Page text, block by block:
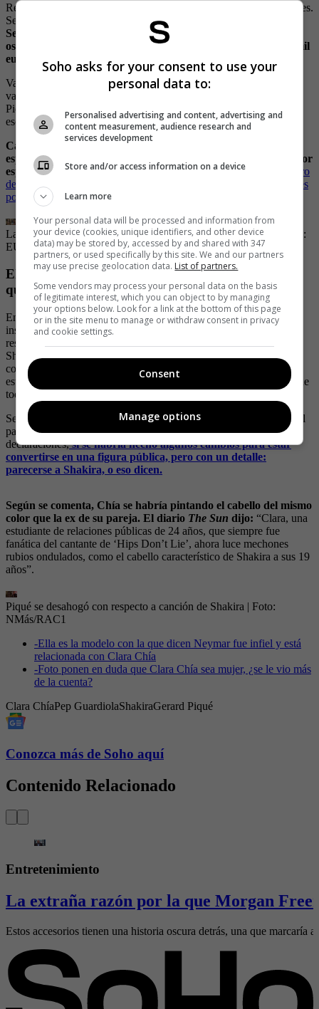
Recientemente, salió a la luz un nuevo dato que aviva estos rumores.
Se trataría de la camioneta en la que habrían paseado Pep y Clara.
Sería una Range Rover Sport blanca con vidrios blindados y
oscuros, la cual tendría un valor aproximado de más de 200 mil
euros.
Varios medios internacionales aseguran que la joven habría dado
varios paseos con el exentrenador, provocando la supuesta ira de
Piqué y este “no quisiera ver este vehículo ni rodar en las calles”,
escribió Nueva Mujer.
Cabe mencionar que en enero pasado varios programas
españoles informaron que Clara era muy cercana al entrenador
español del City debido a que estudió con uno de sus hijos.
Pero
de aquí a que tuvieran un romance hay simplemente especulaciones
por todo lo que se dice de la joven de 23 años de edad.
La joven fue captada por diversos medios en sitios públicos.
| Foto:
EUROPA PRESS
El cambió delookde Clara Chía por el que dicen
que es idéntica a Shakira
En medio de tanta polémica surge un nuevo rumor respecto a las
inseguridades de la joven Clara, quien fue señalada de ser la
responsable de la cereza que le puso al pastel de la relación entre
Shakira y Piqué o, mejor dicho, la manzana de la discordia o, en
colombiano, el florero de Llorente, pues se dice que las cosas ya
estaban mal, pero la infidelidad fue lo que rebosó el vaso e hizo que
todo terminara.
Se dice pasar del anonimato al ojo publico tan fuerte o ha sido fácil
para Clara y aunque prefiere no hablar y nunca ha dado
declaraciones, sí se habría hecho algunos cambios para estar
convertirse en una figura pública, pero con un detalle:
parecerse a Shakira, o eso dicen.
Según se comenta, Chía se habría pintando el cabello del mismo
color que la ex de su pareja. El diario The Sun dijo: “Clara, una
estudiante de relaciones públicas de 24 años, que siempre fue
fanática del cantante de ‘Hips Don’t Lie’, ahora luce mechones
rubios ondulados, como el cabello característico de Shakira a sus 19
años”.
Piqué se desahogó con respecto a canción de Shakira | Foto:
NMás/RAC1
-Ella es la modelo con la que dicen Neymar fue infiel y está
relacionada con Clara Chía
-Foto ponen en duda que Clara Chía sea mujer, ¿se le vio más
de la cuenta?
Clara ChíaPep GuardiolaShakiraGerard Piqué
Conozca más de Soho aquí
Contenido Relacionado
Entretenimiento
La extraña razón por la que Morgan
Estos accesorios tienen una historia oscura detrás, una que marcaría
Soho asks for your consent to use your
personal data to:
Personalised advertising and content, advertising and
content measurement, audience research and
services development
Store and/or access information on a device
Learn more
Your personal data will be processed and information from
your device (cookies, unique identifiers, and other device
data) may be stored by, accessed by and shared with 347
partners, or used specifically by this site. We and our partners
may use precise geolocation data. List of partners.
Some vendors may process your personal data on the basis
of legitimate interest, which you can object to by managing
your options below. Look for a link at the bottom of this page
or in the site menu to manage or withdraw consent in privacy
and cookie settings.
Consent
Manage options